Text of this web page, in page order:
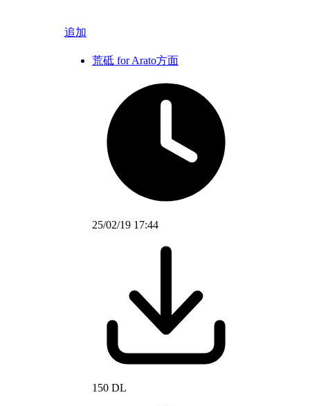
追加
荒砥 for Arato方面
25/02/19 17:44
150 DL